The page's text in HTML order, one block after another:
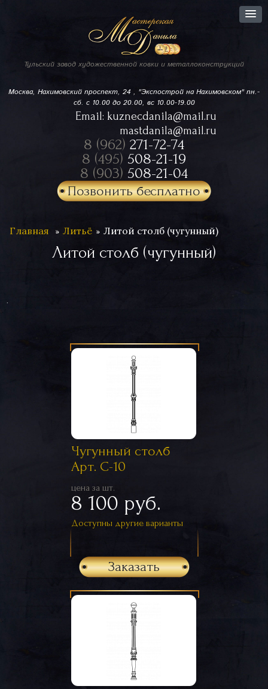
Тульский завод художественной ковки и металлоконструкций
Москва, Нахимовский проспект, 24 , "Экспострой на Нахимовском"пн.-
сб. с 10.00 до 20.00, вс 10.00-19.00
Email: kuznecdanila@mail.ru
mastdanila@mail.ru
8 (962) 271-72-74
8 (495) 508-21-19
8 (903) 508-21-04
Позвонить бесплатно
Главная Литьё Литой столб (чугунный)
Литой столб (чугунный)
.
Чугунный столб
Арт. С-10
цена за шт.
8 100 руб.
Доступны другие варианты
Заказать